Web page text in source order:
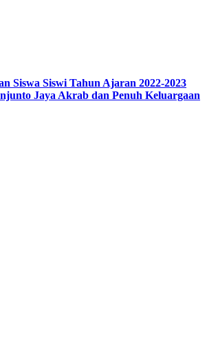
Siswa Siswi Tahun Ajaran 2022-2023
Jaya Akrab dan Penuh Keluargaan